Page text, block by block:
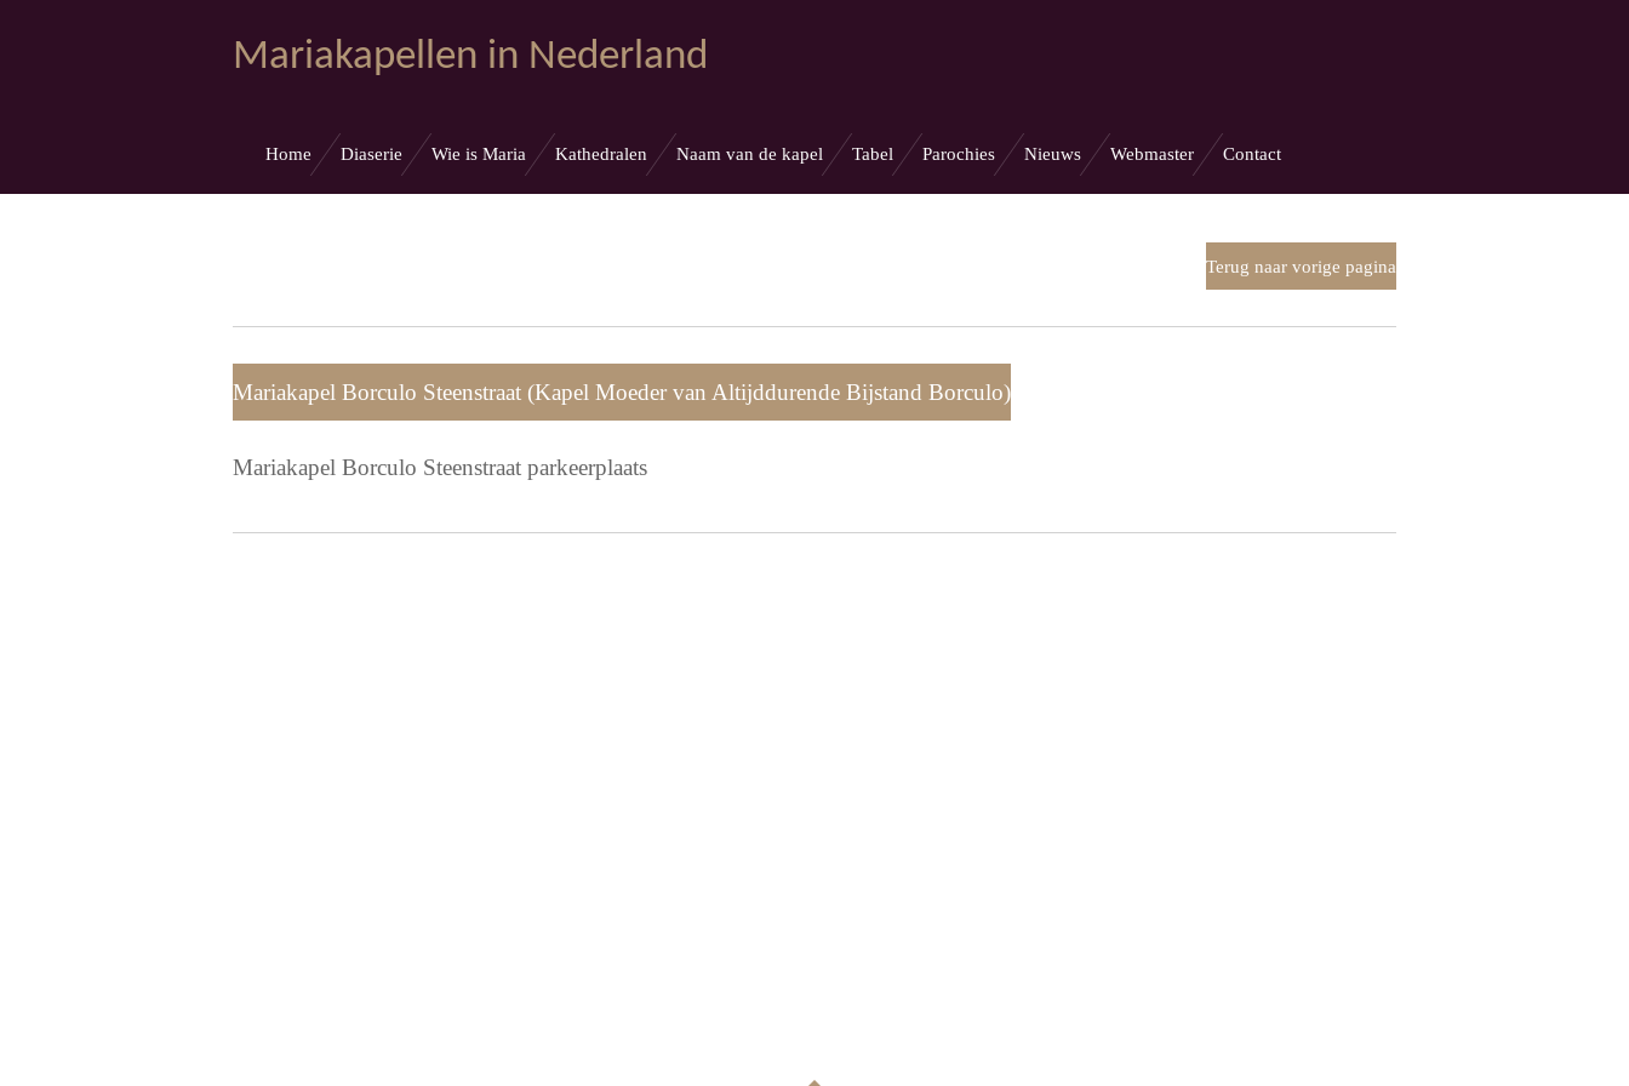
Mariakapellen in Nederland
Home Diaserie Wie is Maria Kathedralen Naam van de kapel Tabel Parochies Nieuws Webmaster Contact
Terug naar vorige pagina
Mariakapel Borculo Steenstraat (Kapel Moeder van Altijddurende Bijstand Borculo)
Mariakapel Borculo Steenstraat parkeerplaats